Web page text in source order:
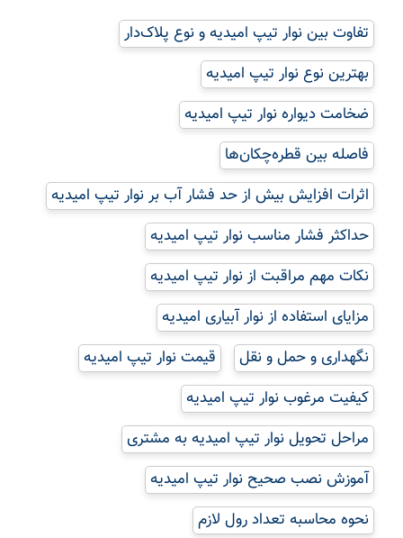
تفاوت بین نوار تیپ امیدیه و نوع پلاک‌دار
بهترین نوع نوار تیپ امیدیه
ضخامت دیواره نوار تیپ امیدیه
فاصله بین قطره‌چکان‌ها
اثرات افزایش بیش از حد فشار آب بر نوار تیپ امیدیه
حداکثر فشار مناسب نوار تیپ امیدیه
نکات مهم مراقبت از نوار تیپ امیدیه
مزایای استفاده از نوار آبیاری امیدیه
نگهداری و حمل و نقل
قیمت نوار تیپ امیدیه
کیفیت مرغوب نوار تیپ امیدیه
مراحل تحویل نوار تیپ امیدیه به مشتری
آموزش نصب صحیح نوار تیپ امیدیه
نحوه محاسبه تعداد رول لازم